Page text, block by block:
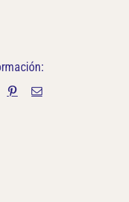
PinterestCorreo